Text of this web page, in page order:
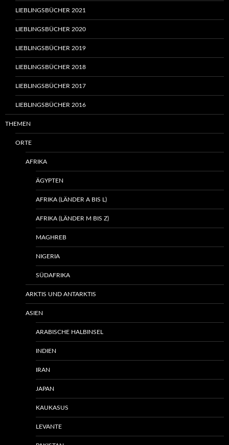
LIEBLINGSBÜCHER 2021
LIEBLINGSBÜCHER 2020
LIEBLINGSBÜCHER 2019
LIEBLINGSBÜCHER 2018
LIEBLINGSBÜCHER 2017
LIEBLINGSBÜCHER 2016
THEMEN
ORTE
AFRIKA
ÄGYPTEN
AFRIKA (LÄNDER A BIS L)
AFRIKA (LÄNDER M BIS Z)
MAGHREB
NIGERIA
SÜDAFRIKA
ARKTIS UND ANTARKTIS
ASIEN
ARABISCHE HALBINSEL
INDIEN
IRAN
JAPAN
KAUKASUS
LEVANTE